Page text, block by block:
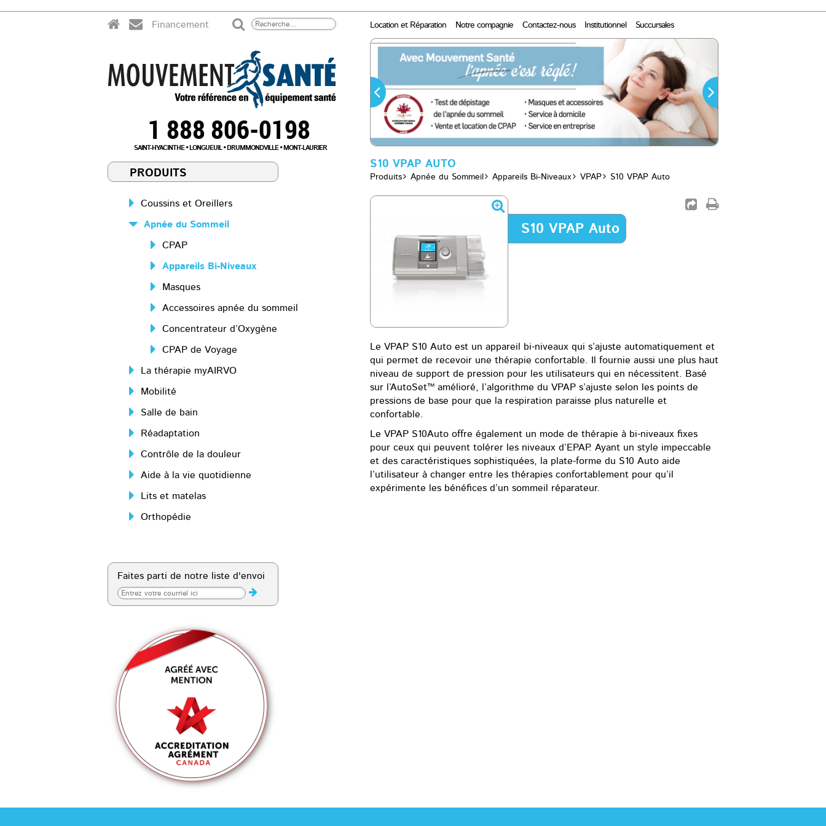
Financement Location et Réparation Notre compagnie Contactez-nous Institutionnel Succursales
1 888 806-0198
SAINT-HYACINTHE LONGUEUIL DRUMMONDVILLE MONT-LAURIER
PRODUITS
Coussins et Oreillers
Apnée du Sommeil
CPAP
Appareils Bi-Niveaux
Masques
Accessoires apnée du sommeil
Concentrateur d’Oxygène
CPAP de Voyage
La thérapie myAIRVO
Mobilité
Salle de bain
Réadaptation
Contrôle de la douleur
Aide à la vie quotidienne
Lits et matelas
Orthopédie
Faites parti de notre liste d'envoi
S10 VPAP AUTO
Produits Apnée du Sommeil Appareils Bi-Niveaux VPAP S10 VPAP Auto
S10 VPAP Auto
Le VPAP S10 Auto est un appareil bi-niveaux qui s’ajuste automatiquement et
qui permet de recevoir une thérapie confortable. Il fournie aussi une plus haut
niveau de support de pression pour les utilisateurs qui en nécessitent. Basé
sur l’AutoSet™ amélioré, l’algorithme du VPAP s’ajuste selon les points de
pressions de base pour que la respiration paraisse plus naturelle et
confortable.
Le VPAP S10Auto offre également un mode de thérapie à bi-niveaux fixes
pour ceux qui peuvent tolérer les niveaux d’EPAP. Ayant un style impeccable
et des caractéristiques sophistiquées, la plate-forme du S10 Auto aide
l’utilisateur à changer entre les thérapies confortablement pour qu’il
expérimente les bénéfices d’un sommeil réparateur.